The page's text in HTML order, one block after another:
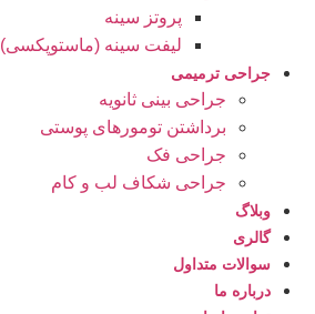
پروتز سینه
لیفت سینه (ماستوپکسی)
جراحی ترمیمی
جراحی بینی ثانویه
برداشتن تومورهای پوستی
جراحی فک
جراحی شکاف لب و کام
وبلاگ
گالری
سوالات متداول
درباره ما